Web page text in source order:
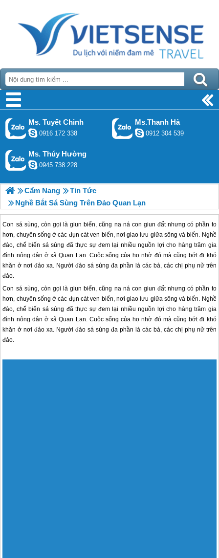
Ms. Tuyết Chinh
0916 172 338
Ms.Thanh Hà
0912 304 539
Ms. Thúy Hường
0945 738 228
Cẩm Nang
Tin Tức
Nghề Bắt Sá Sùng Trên Đảo Quan Lạn
Con sá sùng, còn gọi là giun biển, cũng na ná con giun đất nhưng có phần to
hơn, chuyên sống ở các đụn cát ven biển, nơi giao lưu giữa sông và biển. Nghề
đào, chế biến sá sùng đã thực sự đem lại nhiều nguồn lợi cho hàng trăm gia
đình nông dân ở xã Quan Lạn. Cuộc sống của họ nhờ đó mà cũng bớt đi khó
khăn ở nơi đảo xa. Người đào sá sùng đa phần là các bà, các chị phụ nữ trên
đảo.
Con sá sùng, còn gọi là giun biển, cũng na ná con giun đất nhưng có phần to
hơn, chuyên sống ở các đụn cát ven biển, nơi giao lưu giữa sông và biển. Nghề
đào, chế biến sá sùng đã thực sự đem lại nhiều nguồn lợi cho hàng trăm gia
đình nông dân ở xãQuan Lạn. Cuộc sống của họ nhờ đó mà cũng bớt đi khó
khăn ở nơi đảo xa. Người đào sá sùng đa phần là các bà, các chị phụ nữ trên
đảo.